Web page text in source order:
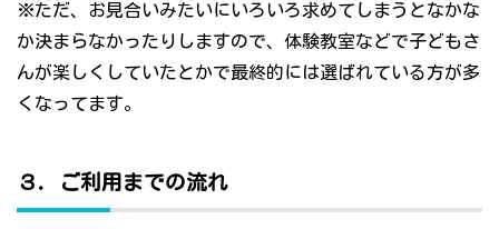
※ただ、お見合いみたいにいろいろ求めてしまうとなかな
か決まらなかったりしますので、体験教室などで子どもさ
んが楽しくしていたとかで最終的には選ばれている方が多
くなってます。
３．ご利用までの流れ